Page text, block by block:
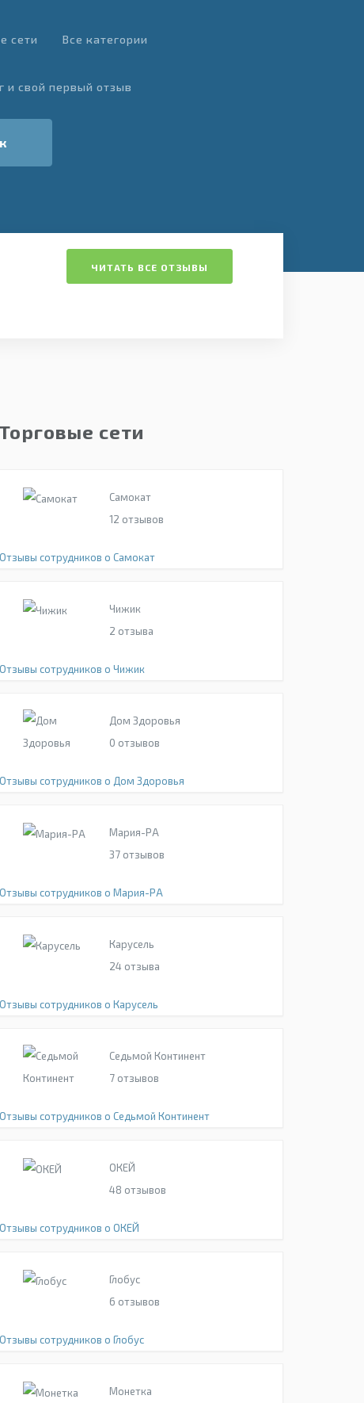
сети Все категории
и свой первый отзыв
ЧИТАТЬ ВСЕ ОТЗЫВЫ
Торговые сети
Самокат
12 отзывов
Отзывы сотрудников о Самокат
Чижик
2 отзыва
Отзывы сотрудников о Чижик
Дом Здоровья
0 отзывов
Отзывы сотрудников о Дом Здоровья
Мария-РА
37 отзывов
Отзывы сотрудников о Мария-РА
Карусель
24 отзыва
Отзывы сотрудников о Карусель
Седьмой Континент
7 отзывов
Отзывы сотрудников о Седьмой Континент
ОКЕЙ
48 отзывов
Отзывы сотрудников о ОКЕЙ
Глобус
6 отзывов
Отзывы сотрудников о Глобус
Монетка